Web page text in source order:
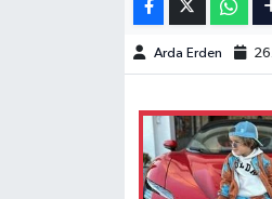
Arda Erden
Türkiye Basketbol Ligi
Diğer Basketbol Ligleri